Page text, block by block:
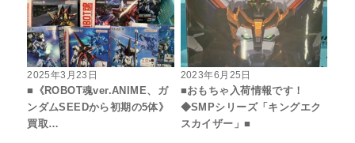
2025年3月23日
■《ROBOT魂ver.ANIME、ガ
ンダムSEEDから初期の5体》
買取…
2023年6月25日
■おもちゃ入荷情報です！
◆SMPシリーズ「キングエク
スカイザー」■